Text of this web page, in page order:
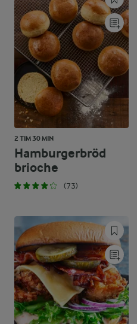
2 TIM 30 MIN
Hamburgerbröd
brioche
(73)